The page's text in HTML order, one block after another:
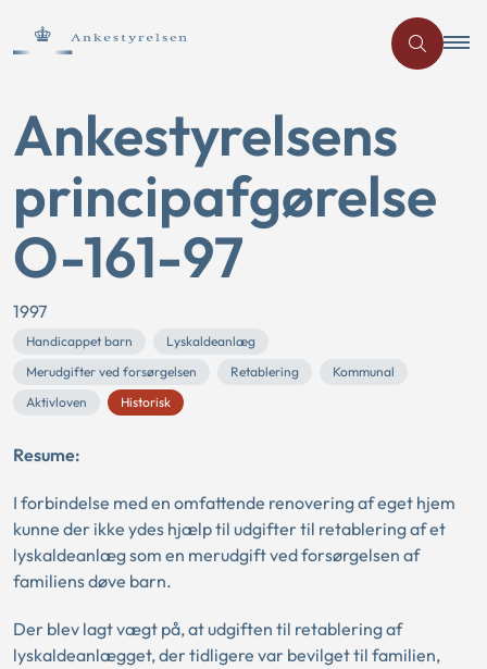
Ankestyrelsens
principafgørelse
O-161-97
1997
Handicappet barn
Lyskaldeanlæg
Merudgifter ved forsørgelsen
Retablering
Kommunal
Aktivloven
Historisk
Resume:
I forbindelse med en omfattende renovering af eget hjem
kunne der ikke ydes hjælp til udgifter til retablering af et
lyskaldeanlæg som en merudgift ved forsørgelsen af
familiens døve barn.
Der blev lagt vægt på, at udgiften til retablering af
lyskaldeanlægget, der tidligere var bevilget til familien,